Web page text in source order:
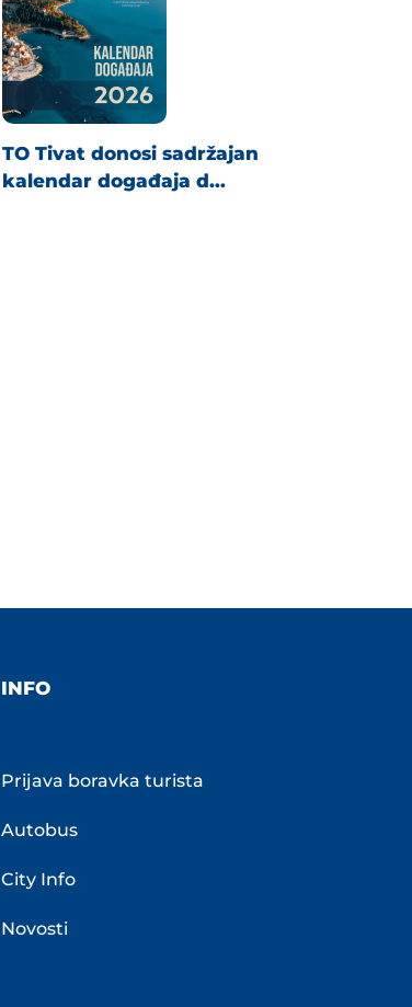
TO Tivat donosi sadržajan
kalendar događaja d...
INFO
Prijava boravka turista
Autobus
City Info
Novosti